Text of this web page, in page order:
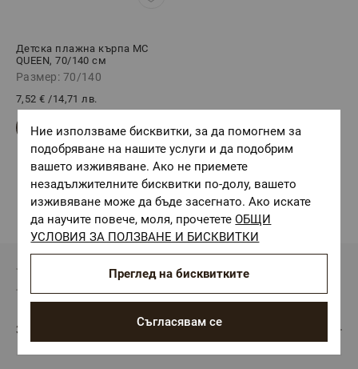
Детска плажна кърпа МC
QUEEN, 70/140 см
Размер: 70/140
7,52 € /14,71 лв.
ЗА DILIOS
Ние използваме бисквитки, за да помогнем за
подобряване на нашите услуги и да подобрим
вашето изживяване. Ако не приемете
незадължителните бисквитки по-долу, вашето
изживяване може да бъде засегнато. Ако искате
да научите повече, моля, прочететеОБЩИ
УСЛОВИЯ ЗА ПОЛЗВАНЕ И БИСКВИТКИ
Съгласявам се
Преглед на бисквитките